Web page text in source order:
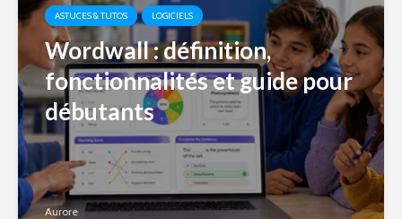
ASTUCES & TUTOS LOGICIELS
Wordwall : définition,
fonctionnalités et guide pour
débutants
Aurore